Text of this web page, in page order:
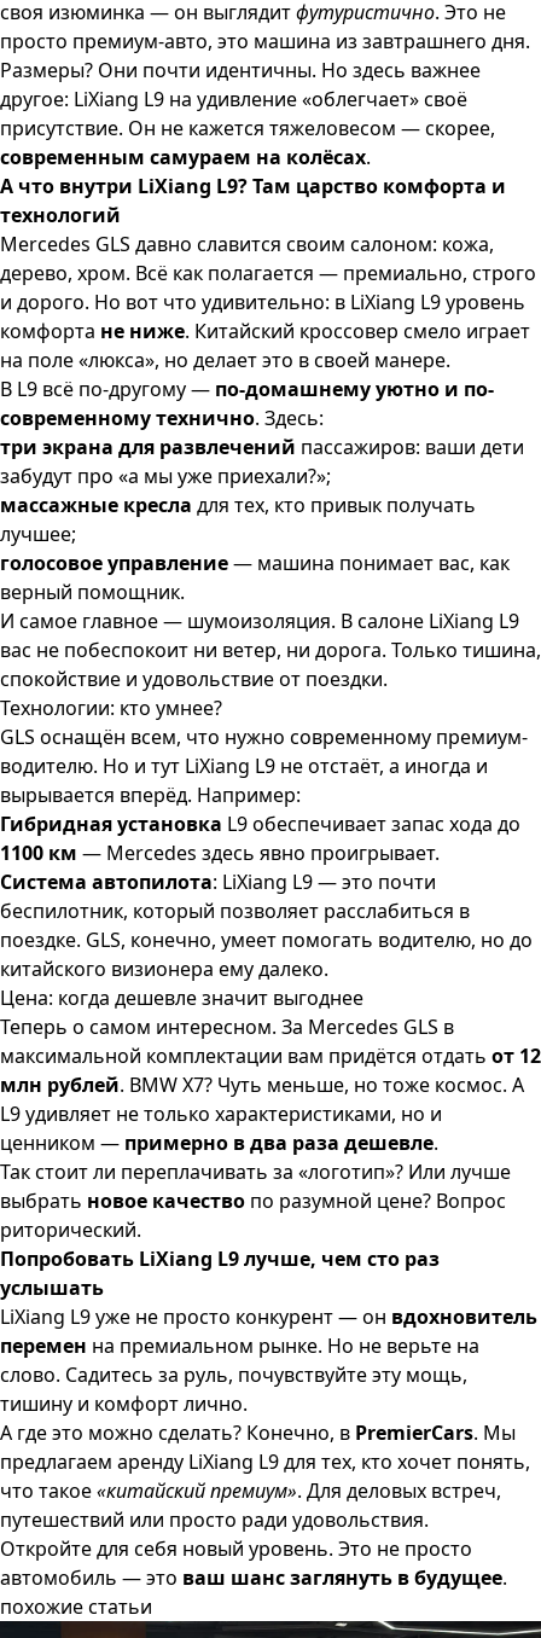
своя изюминка — он выглядитфутуристично. Это не
просто премиум-авто, это машина из завтрашнего дня.
Размеры? Они почти идентичны. Но здесь важнее
другое: LiXiang L9 на удивление «облегчает» своё
присутствие. Он не кажется тяжеловесом — скорее,
современным самураем на колёсах.
А что внутри LiXiang L9? Там царство комфорта и
технологий
Mercedes GLS давно славится своим салоном: кожа,
дерево, хром. Всё как полагается — премиально, строго
и дорого. Но вот что удивительно: в LiXiang L9 уровень
комфорта не ниже. Китайский кроссовер смело играет
на поле «люкса», но делает это в своей манере.
В L9 всё по-другому — по-домашнему уютно и по-
современному технично. Здесь:
три экрана для развлечений пассажиров: ваши дети
забудут про «а мы уже приехали?»;
массажные кресла для тех, кто привык получать
лучшее;
голосовое управление— машина понимает вас, как
верный помощник.
И самое главное — шумоизоляция. В салоне LiXiang L9
вас не побеспокоит ни ветер, ни дорога. Только тишина,
спокойствие и удовольствие от поездки.
Технологии: кто умнее?
GLS оснащён всем, что нужно современному премиум-
водителю. Но и тут LiXiang L9 не отстаёт, а иногда и
вырывается вперёд. Например:
Гибридная установка L9 обеспечивает запас хода до
1100 км — Mercedes здесь явно проигрывает.
Система автопилота: LiXiang L9 — это почти
беспилотник, который позволяет расслабиться в
поездке. GLS, конечно, умеет помогать водителю, но до
китайского визионера ему далеко.
Цена: когда дешевле значит выгоднее
Теперь о самом интересном. За Mercedes GLS в
максимальной комплектации вам придётся отдать от 12
млн рублей. BMW X7? Чуть меньше, но тоже космос. А
L9 удивляет не только характеристиками, но и
ценником — примерно в два раза дешевле.
Так стоит ли переплачивать за «логотип»? Или лучше
выбрать новое качество по разумной цене? Вопрос
риторический.
Попробовать LiXiang L9 лучше, чем сто раз
услышать
LiXiang L9 уже не просто конкурент — он вдохновитель
перемен на премиальном рынке. Но не верьте на
слово. Садитесь за руль, почувствуйте эту мощь,
тишину и комфорт лично.
А где это можно сделать? Конечно, в PremierCars. Мы
предлагаем аренду LiXiang L9для тех, кто хочет понять,
что такое«китайский премиум». Для деловых встреч,
путешествий или просто ради удовольствия.
Откройте для себя новый уровень. Это не просто
автомобиль — это ваш шанс заглянуть в будущее.
похожие статьи